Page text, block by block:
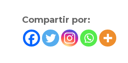
Compartir por: